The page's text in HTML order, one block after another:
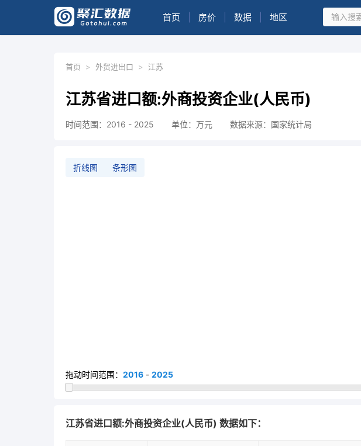
首页 房价 数据 地区
首页 > 外贸进出口 > 江苏
江苏省进口额:外商投资企业(人民币)
时间范围：2016 - 2025 单位：万元 数据来源：国家统计局
折线图 条形图
拖动时间范围： 2016 - 2025
江苏省进口额:外商投资企业(人民币) 数据如下：